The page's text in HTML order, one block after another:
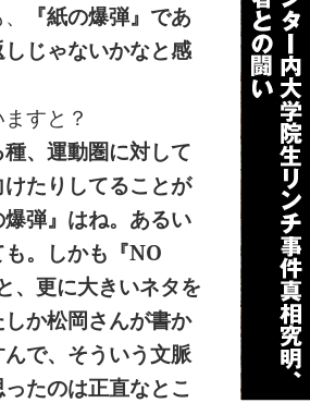
『紙の爆弾』であ
じゃないかなと感
すと？
、運動圏に対して
たりしてることが
弾』はね。あるい
。しかも『NO
、更に大きいネタを
か松岡さんが書か
で、そういう文脈
たのは正直なとこ